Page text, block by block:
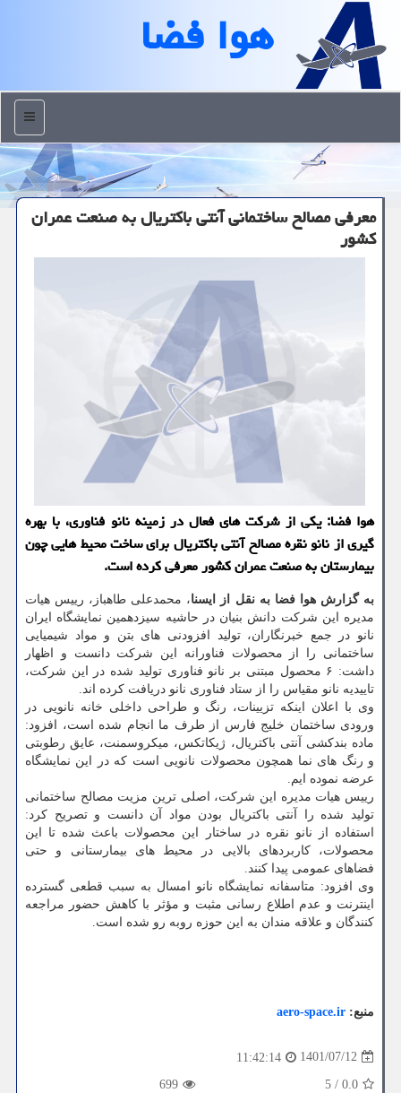
هوا فضا
منو
معرفی مصالح ساختمانی آنتی باکتریال به صنعت عمران
کشور
هوا فضا: یکی از شرکت های فعال در زمینه نانو فناوری، با بهره
گیری از نانو نقره مصالح آنتی باکتریال برای ساخت محیط هایی چون
بیمارستان به صنعت عمران کشور معرفی کرده است.
به گزارش هوا فضا به نقل از ایسنا، محمدعلی طاهباز، رییس هیات
مدیره این شرکت دانش بنیان در حاشیه سیزدهمین نمایشگاه ایران
نانو در جمع خبرنگاران، تولید افزودنی های بتن و مواد شیمیایی
ساختمانی را از محصولات فناورانه این شرکت دانست و اظهار
داشت: ۶ محصول مبتنی بر نانو فناوری تولید شده در این شرکت،
تاییدیه نانو مقیاس را از ستاد فناوری نانو دریافت کرده اند.
وی با اعلان اینکه تزیینات، رنگ و طراحی داخلی خانه نانویی در
ورودی ساختمان خلیج فارس از طرف ما انجام شده است، افزود:
ماده بندکشی آنتی باکتریال، ژیکاتکس، میکروسمنت، عایق رطوبتی
و رنگ های نما همچون محصولات نانویی است که در این نمایشگاه
عرضه نموده ایم.
رییس هیات مدیره این شرکت، اصلی ترین مزیت مصالح ساختمانی
تولید شده را آنتی باکتریال بودن مواد آن دانست و تصریح کرد:
استفاده از نانو نقره در ساختار این محصولات باعث شده تا این
محصولات، کاربردهای بالایی در محیط های بیمارستانی و حتی
فضاهای عمومی پیدا کنند.
وی افزود: متاسفانه نمایشگاه نانو امسال به سبب قطعی گسترده
اینترنت و عدم اطلاع رسانی مثبت و مؤثر با کاهش حضور مراجعه
کنندگان و علاقه مندان به این حوزه روبه رو شده است.
منبع: aero-space.ir
1401/07/12
11:42:14
0.0
/
5
699